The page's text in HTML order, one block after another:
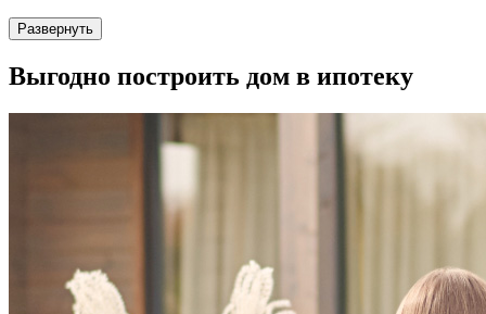
Развернуть
Выгодно построить дом в ипотеку